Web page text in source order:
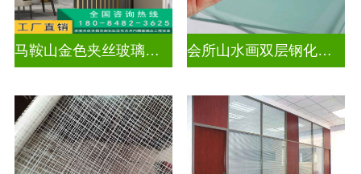
马鞍山金色夹丝玻璃价格多少 会所山水画双层钢化夹胶